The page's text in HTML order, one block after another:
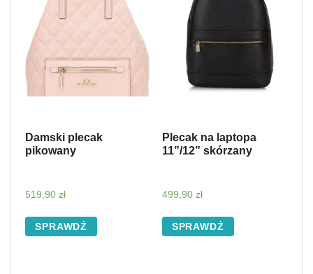
Damski plecak
pikowany
519,90 zł
SPRAWDŹ
Plecak na laptopa
11”/12” skórzany
499,90 zł
SPRAWDŹ